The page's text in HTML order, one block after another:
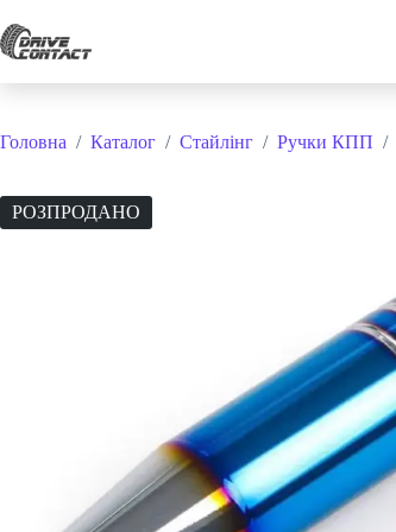
до
вмісту
Головна / Каталог / Стайлінг / Ручки КПП /
РОЗПРОДАНО